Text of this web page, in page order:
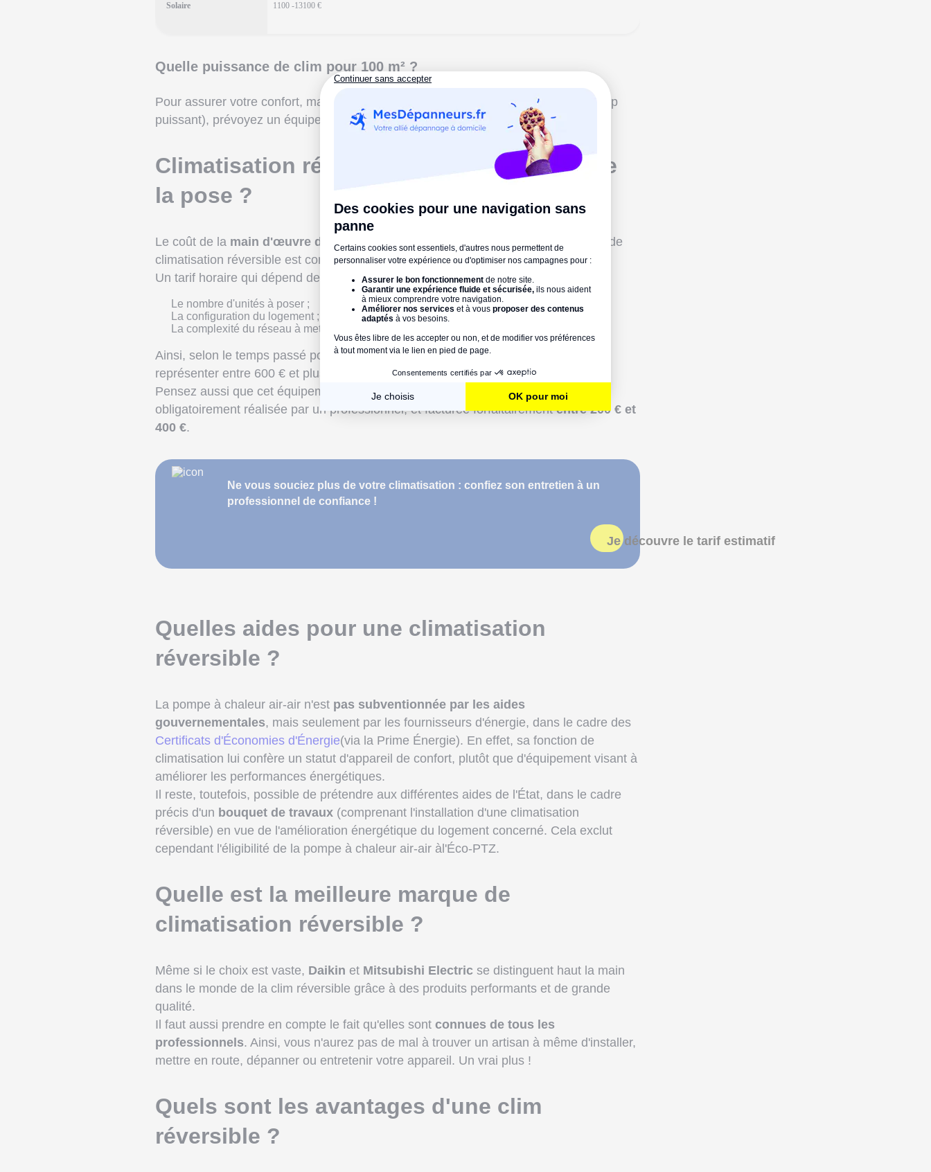
Solaire 1100 -13100 €
Quelle puissance de clim pour 100 m² ?
Pour assurer votre confort, mais sans surconsommer (dans le cas d'un appareil trop
puissant), prévoyez un équipement d'environ9700 W.
Climatisation réversible : quel est le prix de
la pose ?
Le coût de la main d'œuvre d'un frigoriste
professionnel pour poser un système de
climatisation réversible est comprisentre 50 € et 80 €/heure de travail.
Un tarif horaire qui dépend de
nombreux paramètres, parmi lesquels :
Le nombre d'unités à poser ;
La configuration du logement ;
La complexité du réseau à mettre en place...
Ainsi, selon le temps passé pour l'installation d'un équipement, ce poste peut
représenter entre 600 € et plus de 1200 € pour une maison.
Pensez aussi que cet équipement doit faire l'objet d'une
mise en service,
obligatoirement réalisée par un professionnel, et facturée forfaitairemententre 200 € et
400 €.
Ne vous souciez plus de votre climatisation : confiez son entretien à un
professionnel de confiance !
Je découvre le tarif estimatif
Quelles aides pour une climatisation
réversible ?
La pompe à chaleur air-air n'est pas subventionnée par les aides
gouvernementales, mais seulement par les fournisseurs d'énergie, dans le cadre des
Certificats d'Économies d'Énergie(via la Prime Énergie). En effet, sa fonction de
climatisation lui confère un statut d'appareil de confort, plutôt que d'équipement visant à
améliorer les performances énergétiques.
Il reste, toutefois, possible de prétendre aux différentes aides de l'État, dans le cadre
précis d'un bouquet de travaux (comprenant l'installation d'une climatisation
réversible) en vue de l'amélioration énergétique du logement concerné. Cela exclut
cependant l'éligibilité de la pompe à chaleur air-air àl'Éco-PTZ.
Quelle est la meilleure marque de
climatisation réversible ?
Même si le choix est vaste, Daikin et Mitsubishi Electric se distinguent haut la main
dans le monde de la clim réversible grâce à des produits performants et de grande
qualité.
Il faut aussi prendre en compte le fait qu'elles sont connues de tous les
professionnels. Ainsi, vous n'aurez pas de mal à trouver un artisan à même d'installer,
mettre en route, dépanner ou entretenir votre appareil. Un vrai plus !
Quels sont les avantages d'une clim
réversible ?